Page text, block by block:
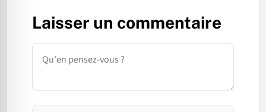
Laisser un commentaire
Commentaire